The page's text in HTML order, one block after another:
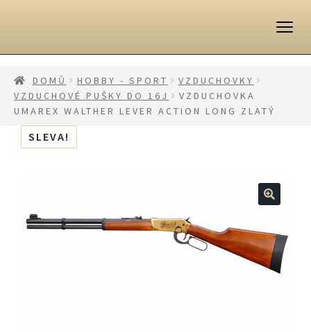
DOMŮ HOBBY - SPORT
VZDUCHOVKY
VZDUCHOVÉ PUŠKY DO 16J
VZDUCHOVKA
UMAREX WALTHER LEVER ACTION LONG ZLATÝ
SLEVA!